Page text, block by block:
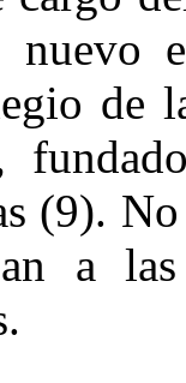
nuevo
de
(9).
a las